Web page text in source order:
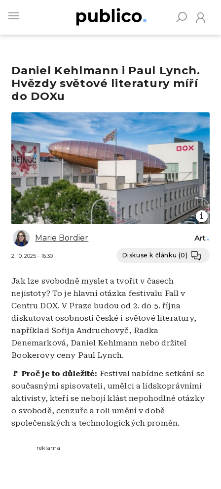
main
Daniel Kehlmann i Paul Lynch.
Hvězdy světové literatury míří
do DOXu
Obrázek
Marie Bordier
2. 10. 2025 - 16:30
Art
Diskuse k článku (0)
Jak lze svobodně myslet a tvořit v časech
nejistoty? To je hlavní otázka festivalu Fall v
Centru DOX. V Praze budou od 2. do 5. října
diskutovat osobnosti české i světové literatury,
například Sofija Andruchovyč, Radka
Denemarková, Daniel Kehlmann nebo držitel
Bookerovy ceny Paul Lynch.
🚩 Proč je to důležité: Festival nabídne setkání se
současnými spisovateli, umělci a lidskoprávními
aktivisty, kteří se nebojí klást nepohodlné otázky
o svobodě, cenzuře a roli umění v době
společenských a technologických proměn.
reklama
Vyhledávejte na Publiku